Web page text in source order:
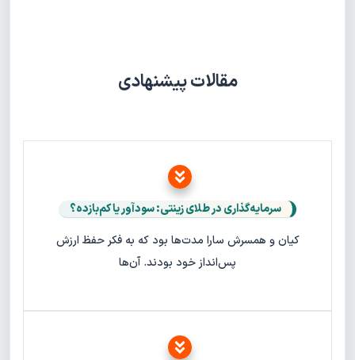
مقالات پیشنهادی
سرمایه‌گذاری در طلای زینتی: سودآور یا کم‌بازده؟
کیان و همسرش سارا مدت‌ها بود که به فکر حفظ ارزش
پس‌انداز خود بودند. آن‌ها